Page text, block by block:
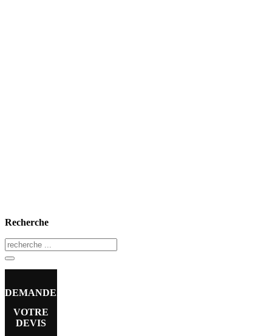
Recherche
DEMANDEZ
VOTRE
DEVIS